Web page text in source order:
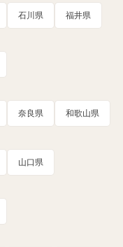
石川県 福井県
奈良県 和歌山県
山口県